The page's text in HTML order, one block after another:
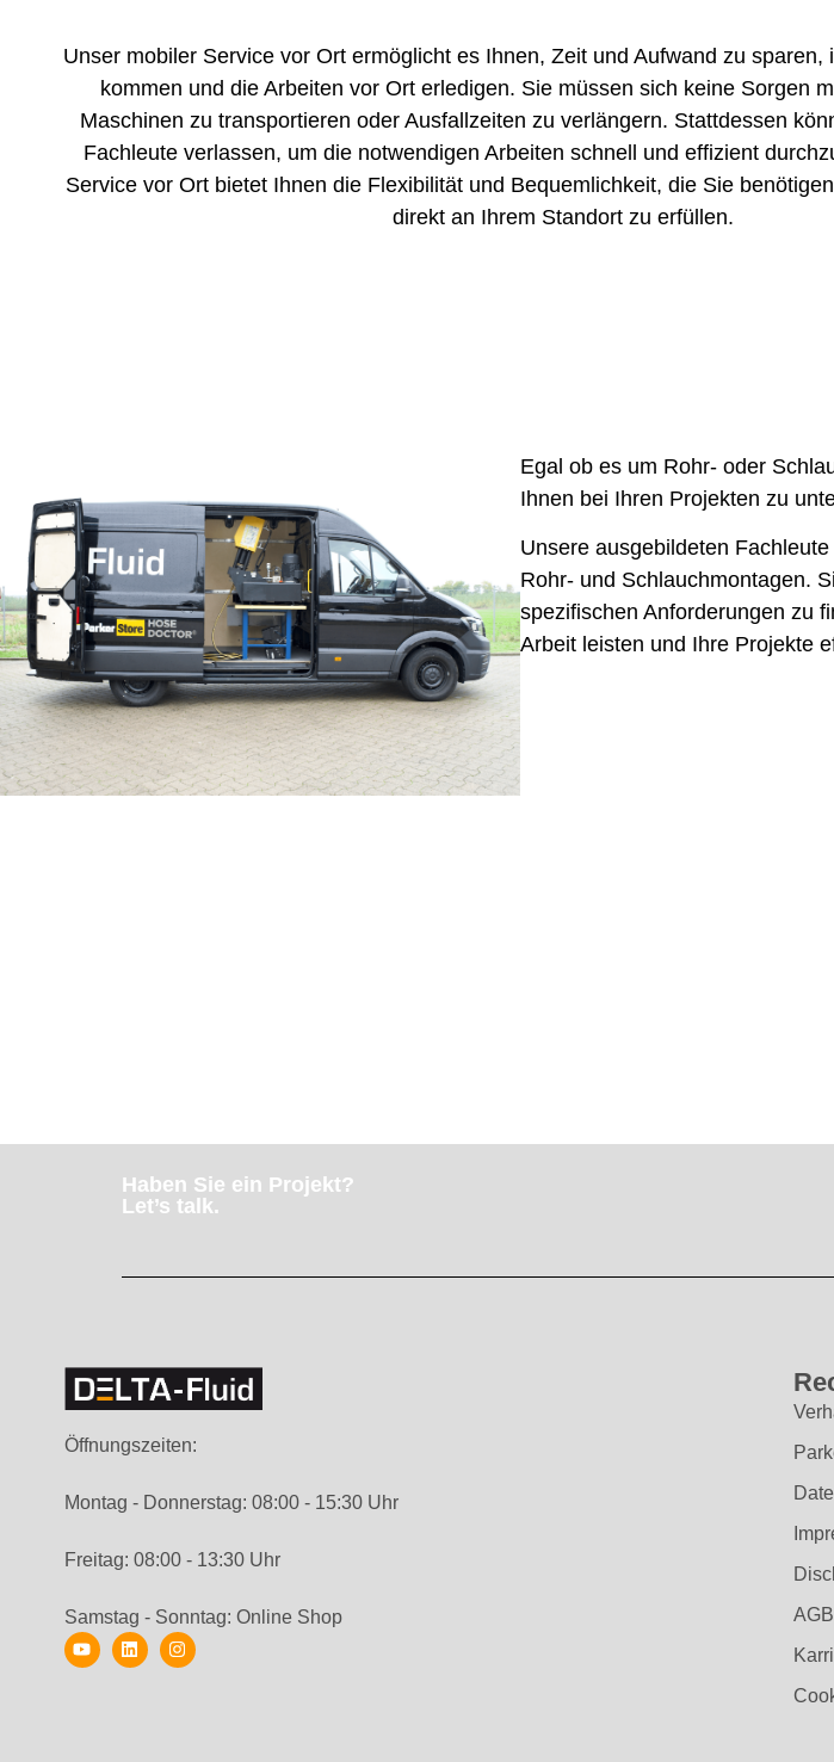
Unser mobiler Service vor Ort ermöglicht es Ihnen, Zeit und Aufwand zu sparen,
kommen und die Arbeiten vor Ort erledigen. Sie müssen sich keine Sorgen
Maschinen zu transportieren oder Ausfallzeiten zu verlängern. Stattdessen
Fachleute verlassen, um die notwendigen Arbeiten schnell und effizient
Service vor Ort bietet Ihnen die Flexibilität und Bequemlichkeit, die Sie
direkt an Ihrem Standort zu erfüllen.
Egal ob es um Rohr- oder
Ihnen bei Ihren Projekten zu
Unsere ausgebildeten
Rohr- und Schlauchmontagen.
spezifischen Anforderungen zu
Arbeit leisten und Ihre Projekte
Haben Sie ein Projekt?
Let’s talk.
Öffnungszeiten:
Montag - Donnerstag: 08:00 - 15:30 Uhr
Freitag: 08:00 - 13:30 Uhr
Samstag - Sonntag: Online Shop